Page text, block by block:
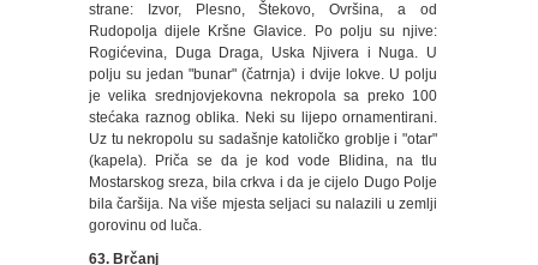
strane: Izvor, Plesno, Štekovo, Ovršina, a od
Rudopolja dijele Kršne Glavice. Po polju su njive:
Rogićevina, Duga Draga, Uska Njivera i Nuga. U
polju su jedan "bunar" (čatrnja) i dvije lokve. U polju
je velika srednjovjekovna nekropola sa preko 100
stećaka raznog oblika. Neki su lijepo ornamentirani.
Uz tu nekropolu su sadašnje katoličko groblje i "otar"
(kapela). Priča se da je kod vode Blidina, na tlu
Mostarskog sreza, bila crkva i da je cijelo Dugo Polje
bila čaršija. Na više mjesta seljaci su nalazili u zemlji
gorovinu od luča.
63. Brčanj